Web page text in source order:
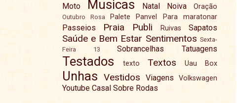
Moto
Musicas Natal Noiva Oração
Outubro Rosa Palete Panvel Para maratonar
Passeios Praia Publi Ruivas Sapatos
Saúde e Bem Estar Sentimentos Sexta-
Feira 13
Sobrancelhas Tatuagens
Testados texto Textos Uau Box
Unhas Vestidos Viagens Volkswagen
Youtube Casal Sobre Rodas